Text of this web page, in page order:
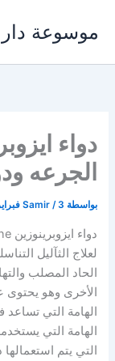
المحتوى
موسوعة
الجرعه
بواسطة Samir /3 فبراير، 2022
لعلاج الثآليل
الحاد المصلب
الأخرى وهو يحتوى
الهامة التي تساعد
الهامة التي
التي يتم